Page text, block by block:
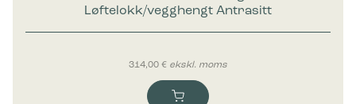
Løftelokk/vegghengt Antrasitt
314,00 € ekskl. moms